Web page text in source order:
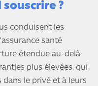
?
conduisent les
santé
étendue au-delà
plus élevées, qui
le privé et à leurs